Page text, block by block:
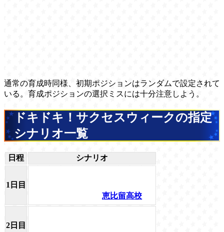
通常の育成時同様、初期ポジションはランダムで設定されて
いる。育成ポジションの選択ミスには十分注意しよう。
ドキドキ！サクセスウィークの指定
シナリオ一覧
日程 シナリオ
1日目
恵比留高校
2日目